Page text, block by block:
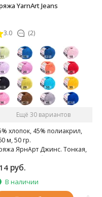
YarnArt Jeans
3.0 (2)
Ещё 30 вариантов
хлопок, 45% полиакрил,
м, 50 гр.
ЯрнАрт Джинс. Тонкая,
слегка бархатистая
Очень приятная на
руб.
В наличии